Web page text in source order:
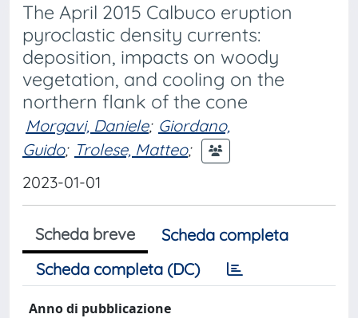
The April 2015 Calbuco eruption
pyroclastic density currents:
deposition, impacts on woody
vegetation, and cooling on the
northern flank of the cone
Morgavi, Daniele; Giordano,
Guido; Trolese, Matteo;
2023-01-01
Scheda breve
Scheda completa
Scheda completa (DC)
Anno di pubblicazione